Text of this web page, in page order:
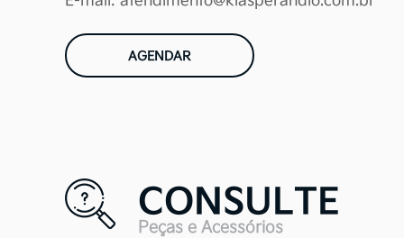
AGENDAR
CONSULTE
Peças e Acessórios
Seus dados
nossos
Ao armazenar
para
segurança
indevido ou